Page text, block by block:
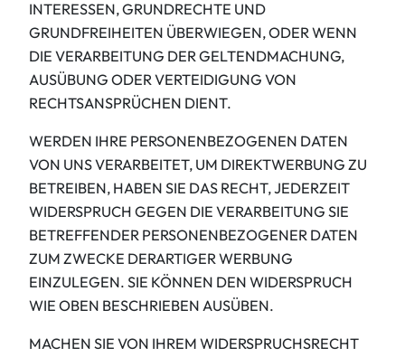
INTERESSEN, GRUNDRECHTE UND
GRUNDFREIHEITEN ÜBERWIEGEN, ODER WENN
DIE VERARBEITUNG DER GELTENDMACHUNG,
AUSÜBUNG ODER VERTEIDIGUNG VON
RECHTSANSPRÜCHEN DIENT.
WERDEN IHRE PERSONENBEZOGENEN DATEN
VON UNS VERARBEITET, UM DIREKTWERBUNG ZU
BETREIBEN, HABEN SIE DAS RECHT, JEDERZEIT
WIDERSPRUCH GEGEN DIE VERARBEITUNG SIE
BETREFFENDER PERSONENBEZOGENER DATEN
ZUM ZWECKE DERARTIGER WERBUNG
EINZULEGEN. SIE KÖNNEN DEN WIDERSPRUCH
WIE OBEN BESCHRIEBEN AUSÜBEN.
MACHEN SIE VON IHREM WIDERSPRUCHSRECHT